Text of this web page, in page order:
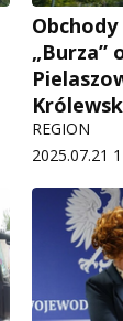
„Burza”
REGION
2025.07.21